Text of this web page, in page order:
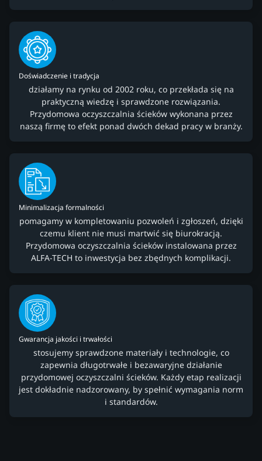
Doświadczenie i tradycja
działamy na rynku od 2002 roku, co przekłada się na
praktyczną wiedzę i sprawdzone rozwiązania.
Przydomowa oczyszczalnia ścieków wykonana przez
naszą firmę to efekt ponad dwóch dekad pracy w branży.
Minimalizacja formalności
pomagamy w kompletowaniu pozwoleń i zgłoszeń, dzięki
czemu klient nie musi martwić się biurokracją.
Przydomowa oczyszczalnia ścieków instalowana przez
ALFA-TECH to inwestycja bez zbędnych komplikacji.
Gwarancja jakości i trwałości
stosujemy sprawdzone materiały i technologie, co
zapewnia długotrwałe i bezawaryjne działanie
przydomowej oczyszczalni ścieków. Każdy etap realizacji
jest dokładnie nadzorowany, by spełnić wymagania norm
i standardów.